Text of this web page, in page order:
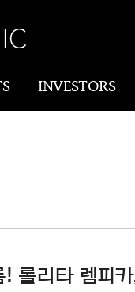
INVESTORS
롤리타 렘피카